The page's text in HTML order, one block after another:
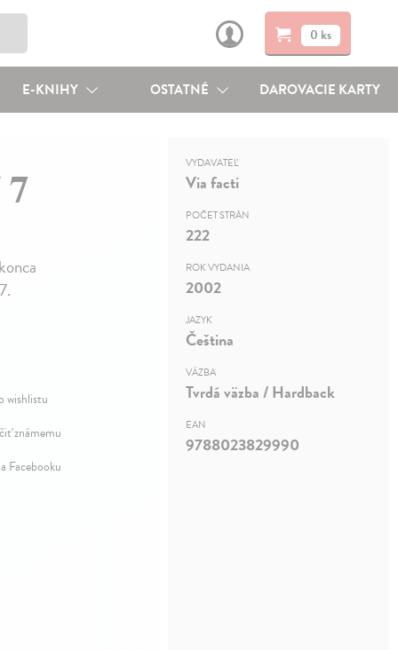
0 ks
E-KNIHY OSTATNÉ DAROVACIE KARTY
wishlistu
známemu
Facebooku
VYDAVATEĽ
Via facti
POČET STRÁN
222
ROK VYDANIA
2002
JAZYK
Čeština
VÄZBA
Tvrdá väzba / Hardback
EAN
9788023829990